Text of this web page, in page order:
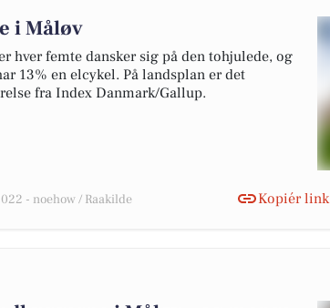
i Måløv
hver femte dansker sig på den tohjulede, og
13% en elcykel. På landsplan er det
fra Index Danmark/Gallup.
- noehow / Raakilde Kopiér link